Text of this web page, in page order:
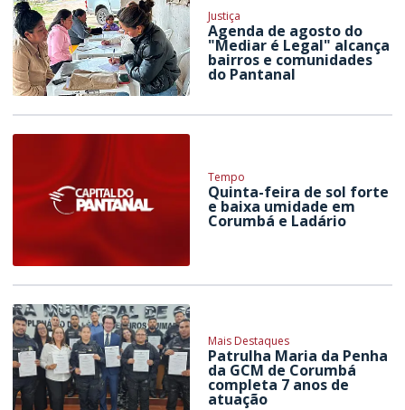
Justiça
Agenda de agosto do
"Mediar é Legal" alcança
bairros e comunidades
do Pantanal
Tempo
Quinta-feira de sol forte
e baixa umidade em
Corumbá e Ladário
Mais Destaques
Patrulha Maria da Penha
da GCM de Corumbá
completa 7 anos de
atuação